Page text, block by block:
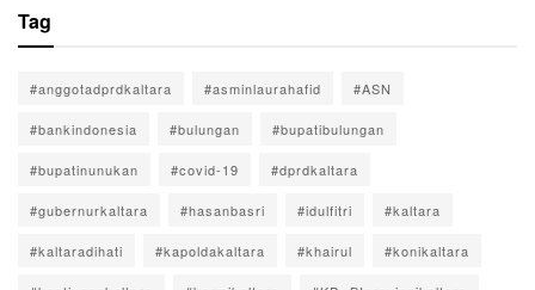
Tag
#anggotadprdkaltara #asminlaurahafid #ASN
#bankindonesia #bulungan #bupatibulungan
#bupatinunukan #covid-19 #dprdkaltara
#gubernurkaltara #hasanbasri #idulfitri #kaltara
#kaltaradihati #kapoldakaltara #khairul #konikaltara